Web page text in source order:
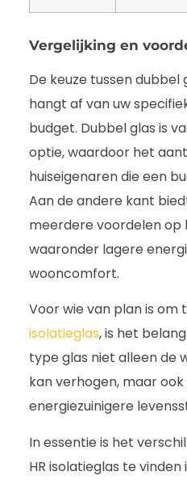
Vergelijking en
De keuze tussen dubbel
hangt af van uw
budget. Dubbel glas is
optie, waardoor het
huiseigenaren die een
Aan de andere kant
meerdere voordelen op
waaronder lagere
wooncomfort.
Voor wie van plan is om
isolatieglas, is het
type glas niet alleen de
kan verhogen, maar
energiezuinigere
In essentie is het
HR isolatieglas te